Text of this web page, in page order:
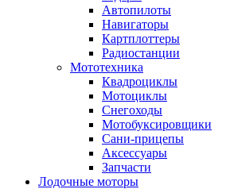
Автопилоты
Навигаторы
Картплоттеры
Радиостанции
Мототехника
Квадроциклы
Мотоциклы
Снегоходы
Мотобуксировщики
Сани-прицепы
Аксессуары
Запчасти
Лодочные моторы